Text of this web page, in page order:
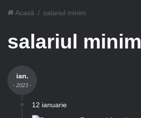
Acasă / salariul minim
salariul minim
ian.
- 2023 -
12 ianuarie